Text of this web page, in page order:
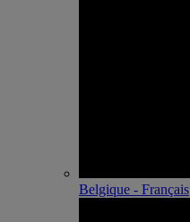
Belgique - Français